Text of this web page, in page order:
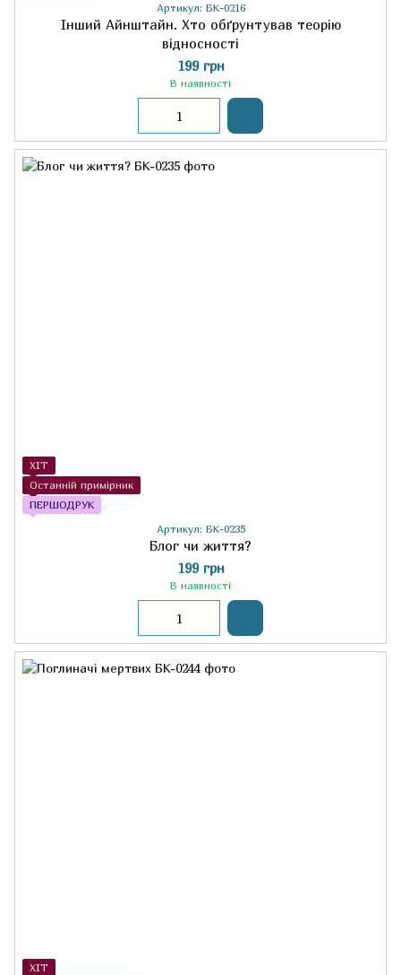
Артикул: БК-0216
Інший Айнштайн. Хто обґрунтував теорію
відносності
199 грн
В наявності
ХІТ
Останній примірник
ПЕРШОДРУК
Артикул: БК-0235
Блог чи життя?
199 грн
В наявності
ХІТ